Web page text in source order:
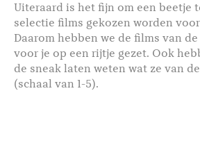
Uiteraard is het fijn om een beetje
selectie films gekozen worden
Daarom hebben we de films van
voor je op een rijtje gezet. Ook
de sneak laten weten wat ze van
(schaal van 1-5).